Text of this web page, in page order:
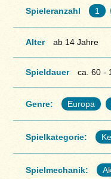
Spieleranzahl 1
Alter ab 14 Jahre
Spieldauer ca. 60 -
Genre: Europa
Spielkategorie:
Spielmechanik: